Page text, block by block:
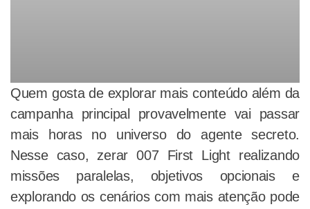
Quem gosta de explorar mais conteúdo além da
campanha principal provavelmente vai passar
mais horas no universo do agente secreto.
Nesse caso, zerar 007 First Light realizando
missões paralelas, objetivos opcionais e
explorando os cenários com mais atenção pode